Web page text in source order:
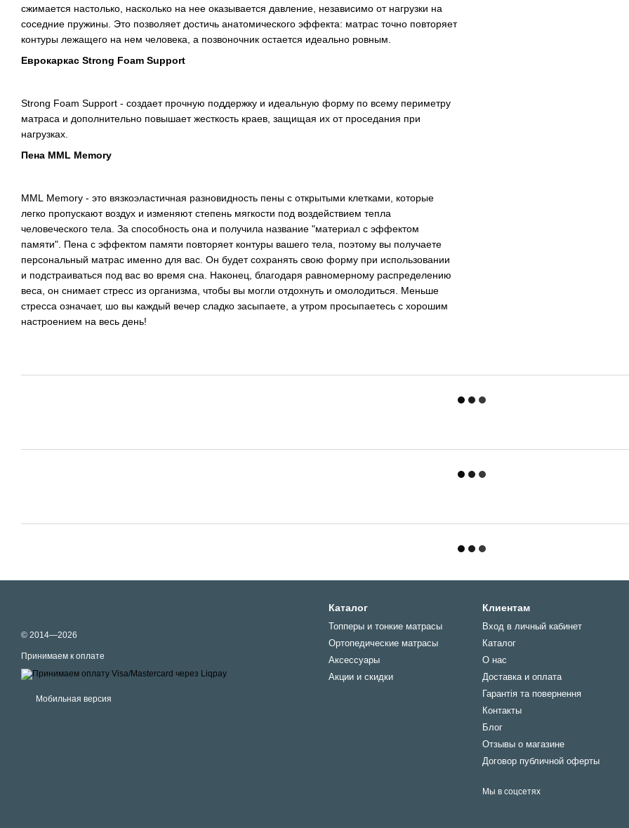
сжимается настолько, насколько на нее оказывается давление, независимо от нагрузки на
соседние пружины. Это позволяет достичь анатомического эффекта: матрас точно повторяет
контуры лежащего на нем человека, а позвоночник остается идеально ровным.
Еврокаркас Strong Foam Support
Strong Foam Support - создает прочную поддержку и идеальную форму по всему периметру
матраса и дополнительно повышает жесткость краев, защищая их от проседания при
нагрузках.
Пена MML Memory
MML Memory - это вязкоэластичная разновидность пены с открытыми клетками, которые
легко пропускают воздух и изменяют степень мягкости под воздействием тепла
человеческого тела. За способность она и получила название "материал с эффектом
памяти". Пена с эффектом памяти повторяет контуры вашего тела, поэтому вы получаете
персональный матрас именно для вас. Он будет сохранять свою форму при использовании
и подстраиваться под вас во время сна. Наконец, благодаря равномерному распределению
веса, он снимает стресс из организма, чтобы вы могли отдохнуть и омолодиться. Меньше
стресса означает, шо вы каждый вечер сладко засыпаете, а утром просыпаетесь с хорошим
настроением на весь день!
© 2014—2026
Принимаем к оплате
Мобильная версия
Каталог
Топперы и тонкие матрасы
Ортопедические матрасы
Аксессуары
Акции и скидки
Клиентам
Вход в личный кабинет
Каталог
О нас
Доставка и оплата
Гарантія та повернення
Контакты
Блог
Отзывы о магазине
Договор публичной оферты
Мы в соцсетях